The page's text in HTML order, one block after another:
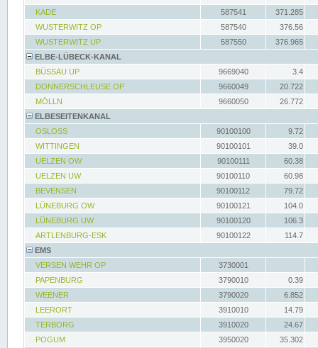
KADE
587541
371.285
WUSTERWITZ OP
587540
376.56
WUSTERWITZ UP
587550
376.965
ELBE-LÜBECK-KANAL
BÜSSAU UP
9669040
3.4
DONNERSCHLEUSE OP
9660049
20.722
MÖLLN
9660050
26.772
ELBESEITENKANAL
OSLOSS
90100100
9.72
WITTINGEN
90100101
39.0
UELZEN OW
90100111
60.38
UELZEN UW
90100110
60.98
BEVENSEN
90100112
79.72
LÜNEBURG OW
90100121
104.0
LÜNEBURG UW
90100120
106.3
ARTLENBURG-ESK
90100122
114.7
EMS
VERSEN WEHR OP
3730001
PAPENBURG
3790010
0.39
WEENER
3790020
6.852
LEERORT
3910010
14.79
TERBORG
3910020
24.67
POGUM
3950020
35.302